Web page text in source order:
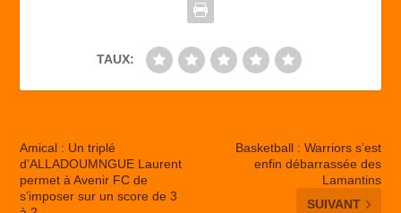
TAUX:
Amical : Un triplé
d’ALLADOUMNGUE Laurent
permet à Avenir FC de
s’imposer sur un score de 3
Basketball : Warriors s’est
enfin débarrassée des
Lamantins
SUIVANT